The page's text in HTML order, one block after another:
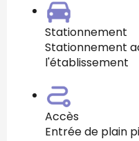
Stationnement
Stationnement
l'établissement
Accès
Entrée de plain